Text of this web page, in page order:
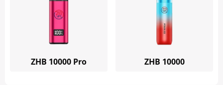
nach Modell ermöglichen sie bis zu 10'000 Zügen
und enthalten 20 mg/ml Nikotin. Bei ERA Smoke
finden Sie eine grosse Auswahl an ZHB Vapes –
immer zu günstigen Preisen.
ZHB 10000 Pro
ZHB 10000